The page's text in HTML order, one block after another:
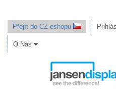
Přejít do CZ eshopu
O Nás